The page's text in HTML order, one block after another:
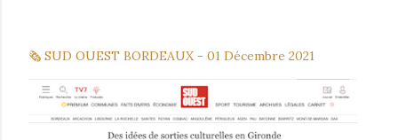
🗞 SUD OUEST BORDEAUX - 01 Décembre 2021